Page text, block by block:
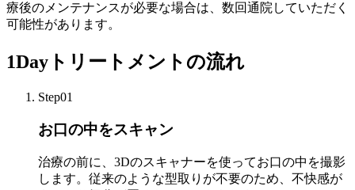
療後のメンテナンスが必要な場合は、数回通院していただく
可能性があります。
1Dayトリートメントの流れ
Step01
お口の中をスキャン
治療の前に、3Dのスキャナーを使ってお口の中を撮影
します。従来のような型取りが不要のため、不快感が